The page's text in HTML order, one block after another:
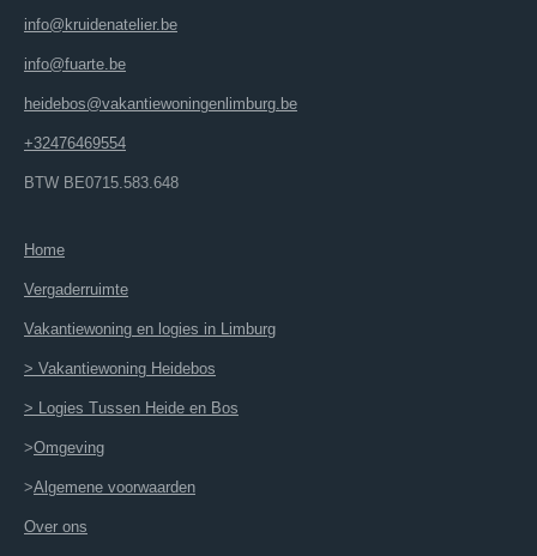
info@kruidenatelier.be
info@fuarte.be
heidebos@vakantiewoningenlimburg.be
+32476469554
BTW BE0715.583.648
Home
Vergaderruimte
Vakantiewoning en logies in Limburg
> Vakantiewoning Heidebos
> Logies Tussen Heide en Bos
>Omgeving
>Algemene voorwaarden
Over ons